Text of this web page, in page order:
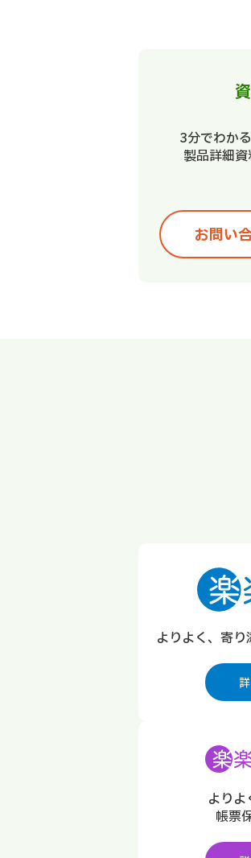
3分でわか
製品詳細資
お問い
よりよく、寄
よりよ
帳票